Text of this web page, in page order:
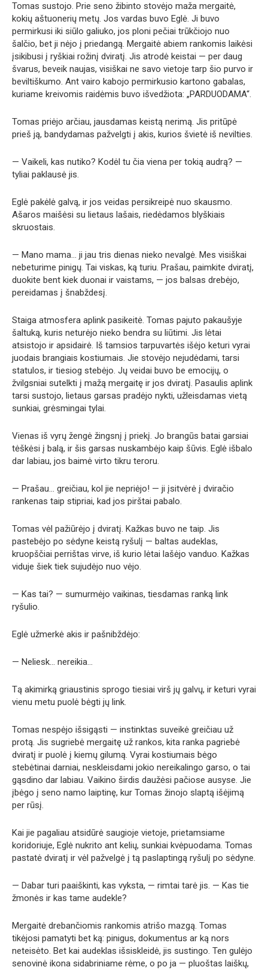
Tomas sustojo. Prie seno žibinto stovėjo maža mergaitė,
kokių aštuonerių metų. Jos vardas buvo Eglė. Ji buvo
permirkusi iki siūlo galiuko, jos ploni pečiai trūkčiojo nuo
šalčio, bet ji nėjo į priedangą. Mergaitė abiem rankomis laikėsi
įsikibusi į ryškiai rožinį dviratį. Jis atrodė keistai — per daug
švarus, beveik naujas, visiškai ne savo vietoje tarp šio purvo ir
beviltiškumo. Ant vairo kabojo permirkusio kartono gabalas,
kuriame kreivomis raidėmis buvo išvedžiota: „PARDUODAMA“.
Tomas priėjo arčiau, jausdamas keistą nerimą. Jis pritūpė
prieš ją, bandydamas pažvelgti į akis, kurios švietė iš nevilties.
— Vaikeli, kas nutiko? Kodėl tu čia viena per tokią audrą? —
tyliai paklausė jis.
Eglė pakėlė galvą, ir jos veidas persikreipė nuo skausmo.
Ašaros maišėsi su lietaus lašais, riedėdamos blyškiais
skruostais.
— Mano mama… ji jau tris dienas nieko nevalgė. Mes visiškai
nebeturime pinigų. Tai viskas, ką turiu. Prašau, paimkite dviratį,
duokite bent kiek duonai ir vaistams, — jos balsas drebėjo,
pereidamas į šnabždesį.
Staiga atmosfera aplink pasikeitė. Tomas pajuto pakaušyje
šaltuką, kuris neturėjo nieko bendra su liūtimi. Jis lėtai
atsistojo ir apsidairė. Iš tamsios tarpuvartės išėjo keturi vyrai
juodais brangiais kostiumais. Jie stovėjo nejudėdami, tarsi
statulos, ir tiesiog stebėjo. Jų veidai buvo be emocijų, o
žvilgsniai sutelkti į mažą mergaitę ir jos dviratį. Pasaulis aplink
tarsi sustojo, lietaus garsas pradėjo nykti, užleisdamas vietą
sunkiai, grėsmingai tylai.
Vienas iš vyrų žengė žingsnį į priekį. Jo brangūs batai garsiai
tėškėsi į balą, ir šis garsas nuskambėjo kaip šūvis. Eglė išbalo
dar labiau, jos baimė virto tikru teroru.
— Prašau… greičiau, kol jie nepriėjo! — ji įsitvėrė į dviračio
rankenas taip stipriai, kad jos pirštai pabalo.
Tomas vėl pažiūrėjo į dviratį. Kažkas buvo ne taip. Jis
pastebėjo po sėdyne keistą ryšulį — baltas audeklas,
kruopščiai perrištas virve, iš kurio lėtai lašėjo vanduo. Kažkas
viduje šiek tiek sujudėjo nuo vėjo.
— Kas tai? — sumurmėjo vaikinas, tiesdamas ranką link
ryšulio.
Eglė užmerkė akis ir pašnibždėjo:
— Neliesk… nereikia…
Tą akimirką griaustinis sprogo tiesiai virš jų galvų, ir keturi vyrai
vienu metu puolė bėgti jų link.
Tomas nespėjo išsigąsti — instinktas suveikė greičiau už
protą. Jis sugriebė mergaitę už rankos, kita ranka pagriebė
dviratį ir puolė į kiemų gilumą. Vyrai kostiumais bėgo
stebėtinai darniai, neskleisdami jokio nereikalingo garso, o tai
gąsdino dar labiau. Vaikino širdis daužėsi pačiose ausyse. Jie
įbėgo į seno namo laiptinę, kur Tomas žinojo slaptą išėjimą
per rūsį.
Kai jie pagaliau atsidūrė saugioje vietoje, prietamsiame
koridoriuje, Eglė nukrito ant kelių, sunkiai kvėpuodama. Tomas
pastatė dviratį ir vėl pažvelgė į tą paslaptingą ryšulį po sėdyne.
— Dabar turi paaiškinti, kas vyksta, — rimtai tarė jis. — Kas tie
žmonės ir kas tame audekle?
Mergaitė drebančiomis rankomis atrišo mazgą. Tomas
tikėjosi pamatyti bet ką: pinigus, dokumentus ar ką nors
neteisėto. Bet kai audeklas išsiskleidė, jis sustingo. Ten gulėjo
senovinė ikona sidabriniame rėme, o po ja — pluoštas laiškų,